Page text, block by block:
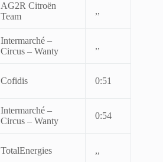
AG2R Citroën
Team
,,
Intermarché –
Circus – Wanty
,,
Cofidis 0:51
Intermarché –
Circus – Wanty
0:54
TotalEnergies ,,